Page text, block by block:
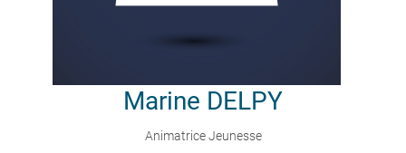
Marine DELPY
Animatrice Jeunesse